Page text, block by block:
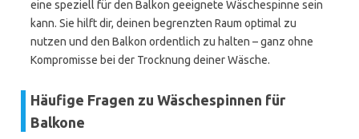
eine speziell für den Balkon geeignete Wäschespinne sein
kann. Sie hilft dir, deinen begrenzten Raum optimal zu
nutzen und den Balkon ordentlich zu halten – ganz ohne
Kompromisse bei der Trocknung deiner Wäsche.
Häufige Fragen zu Wäschespinnen für
Balkone